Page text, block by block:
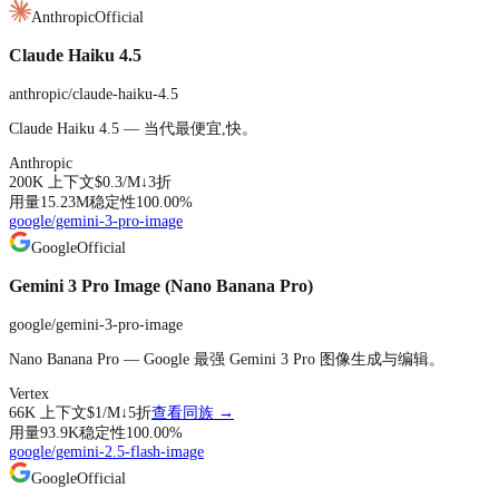
AnthropicOfficial
Claude Haiku 4.5
anthropic/claude-haiku-4.5
Claude Haiku 4.5 — 当代最便宜,快。
Anthropic
200K
上下文$0.3/M↓3折
用量15.23M稳定性100.00%
google/gemini-3-pro-image
GoogleOfficial
Gemini 3 Pro Image (Nano Banana Pro)
google/gemini-3-pro-image
Nano Banana Pro — Google 最强 Gemini 3 Pro 图像生成与编辑。
Vertex
66K
上下文$1/M↓5折查看同族 →
用量93.9K稳定性100.00%
google/gemini-2.5-flash-image
GoogleOfficial